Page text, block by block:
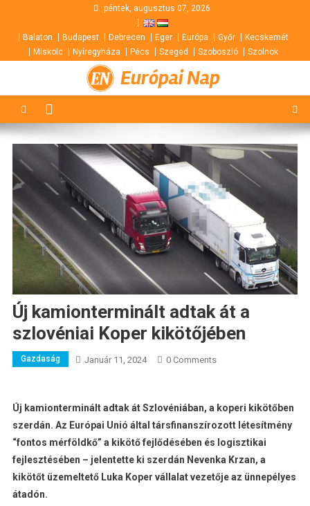
content
péntek, augusztus 07, 2026
Balaton Budapest Debrecen Eger Európa Győr
Kecskemét
Miskolc
Nyíregyháza Pécs Szeged Szoboszló Szolnok
Európai Nap
Új kamionterminált adtak át a
szlovéniai Koper kikötőjében
Gazdaság Január 11, 2024 0 Comments
Új kamionterminált adtak át Szlovéniában, a koperi kikötőben
szerdán. Az Európai Unió által társfinanszírozott létesítmény
“fontos mérföldkő” a kikötő fejlődésében és logisztikai
fejlesztésében – jelentette ki szerdán Nevenka Krzan, a
kikötőt üzemeltető Luka Koper vállalat vezetője az ünnepélyes
átadón.